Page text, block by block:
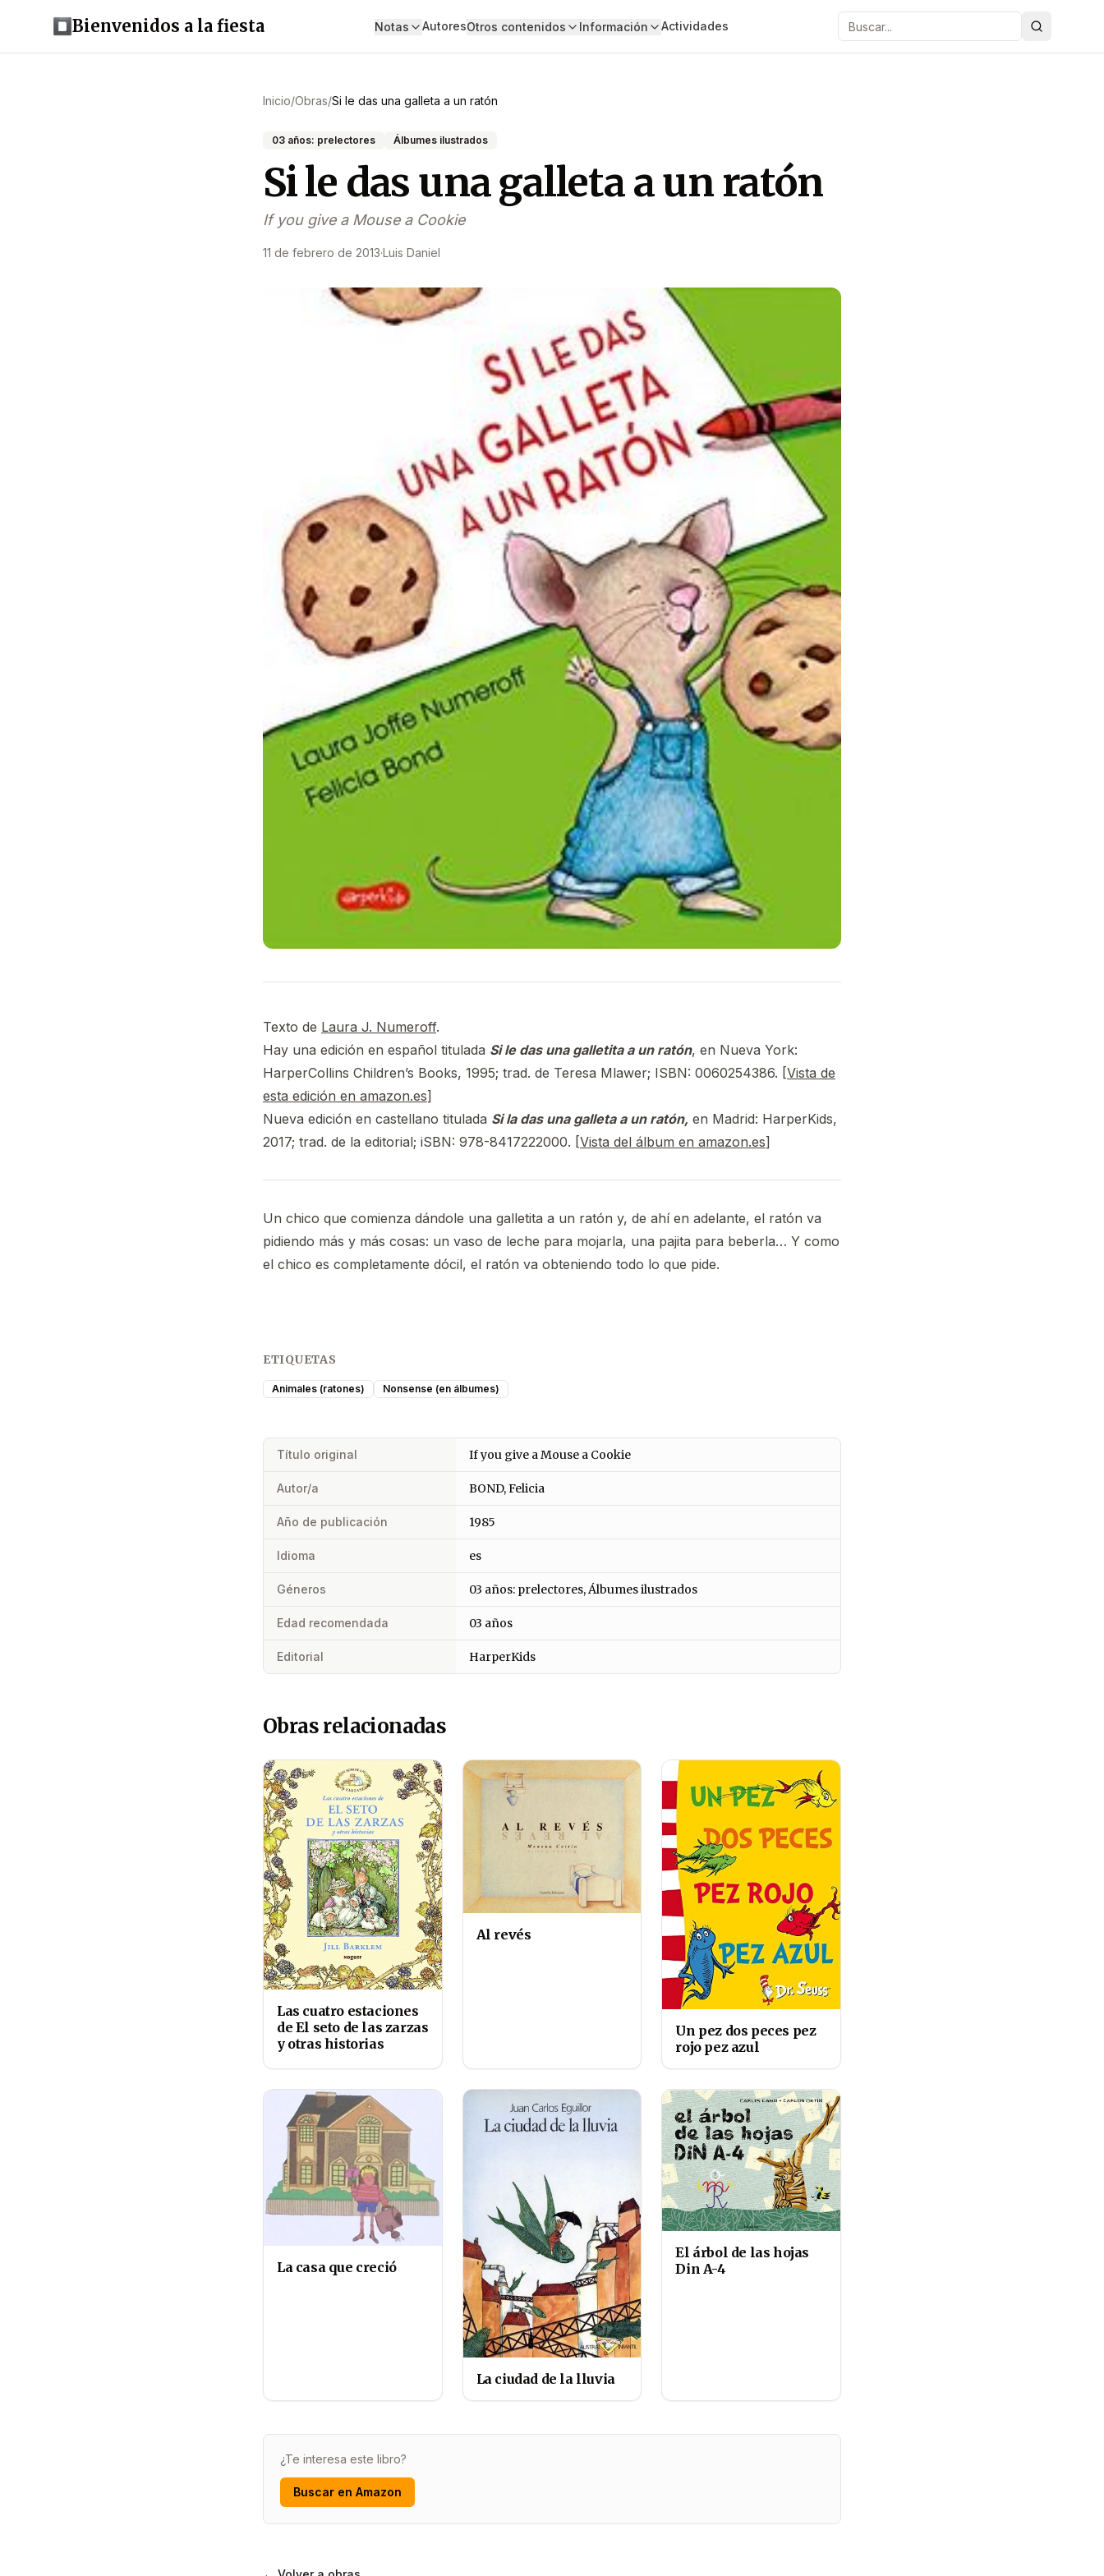
Bienvenidos a la fiesta Notas AutoresOtros contenidos Información Actividades Buscar
Inicio/Obras/Si le das una galleta a un ratón
03 años: prelectores Álbumes ilustrados
Si le das una galleta a un ratón
If you give a Mouse a Cookie
11 de febrero de 2013·Luis Daniel
Texto de Laura J. Numeroff.
Hay una edición en español titulada Si le das una galletita a un ratón, en Nueva York:
HarperCollins Children’s Books, 1995; trad. de Teresa Mlawer; ISBN: 0060254386. [Vista de
esta edición en amazon.es]
Nueva edición en castellano titulada Si la das una galleta a un ratón, en Madrid: HarperKids,
2017; trad. de la editorial; iSBN: 978-8417222000. [Vista del álbum en amazon.es]
Un chico que comienza dándole una galletita a un ratón y, de ahí en adelante, el ratón va
pidiendo más y más cosas: un vaso de leche para mojarla, una pajita para beberla… Y como
el chico es completamente dócil, el ratón va obteniendo todo lo que pide.
ETIQUETAS
Animales (ratones) Nonsense (en álbumes)
Título original If you give a Mouse a Cookie
Autor/a BOND, Felicia
Año de publicación 1985
Idioma es
Géneros 03 años: prelectores, Álbumes ilustrados
Edad recomendada 03 años
Editorial HarperKids
Obras relacionadas
Las cuatro estaciones
de El seto de las zarzas
y otras historias
Al revés
Un pez dos peces pez
rojo pez azul
La casa que creció
La ciudad de la lluvia
El árbol de las hojas
Din A-4
¿Te interesa este libro?
Buscar en Amazon